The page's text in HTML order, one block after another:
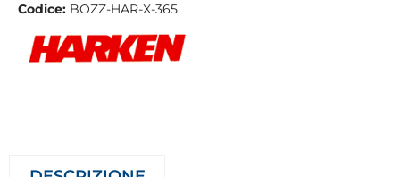
Codice: BOZZ-HAR-X-365